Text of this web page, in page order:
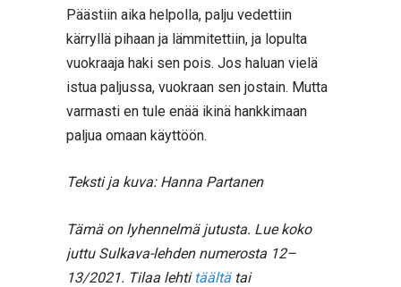
Päästiin aika helpolla, palju vedettiin
kärryllä pihaan ja lämmitettiin, ja lopulta
vuokraaja haki sen pois. Jos haluan vielä
istua paljussa, vuokraan sen jostain. Mutta
varmasti en tule enää ikinä hankkimaan
paljua omaan käyttöön.
Teksti ja kuva: Hanna Partanen
Tämä on lyhennelmä jutusta. Lue koko
juttu Sulkava-lehden numerosta 12–
13/2021. Tilaa lehti täältätai